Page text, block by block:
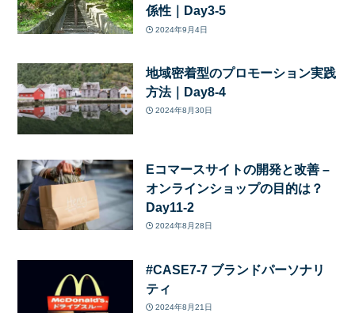
係性｜Day3-5
2024年9月4日
地域密着型のプロモーション実践
方法｜Day8-4
2024年8月30日
Eコマースサイトの開発と改善 –
オンラインショップの目的は？
Day11-2
2024年8月28日
#CASE7-7 ブランドパーソナリ
ティ
2024年8月21日